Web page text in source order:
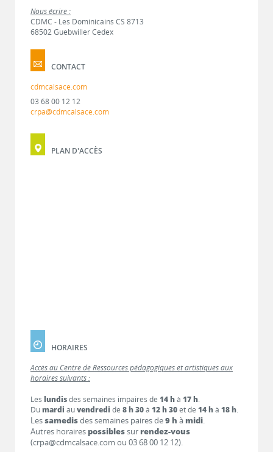
Nous écrire :
CDMC - Les Dominicains CS 8713
68502 Guebwiller Cedex
CONTACT
cdmcalsace.com
03 68 00 12 12
crpa@cdmcalsace.com
PLAN D'ACCÈS
HORAIRES
Accès au Centre de Ressources pédagogiques et artistiques aux
horaires suivants :
Les lundisdes semaines impaires de 14 hà 17 h.
Dumardi auvendredi de 8 h 30à 12 h 30et de 14 hà 18 h.
Lessamedisdes semaines paires de9 h à midi.
Autres horaires possiblessur rendez-vous
(crpa@cdmcalsace.com ou 03 68 00 12 12).